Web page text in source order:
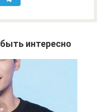
интересно